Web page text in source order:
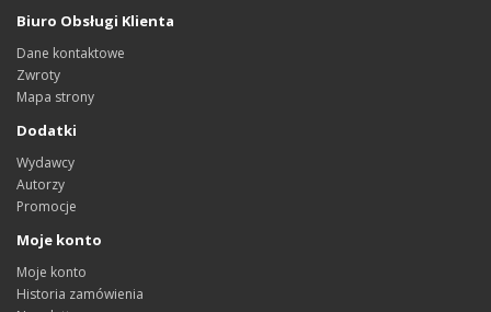
Biuro Obsługi Klienta
Dane kontaktowe
Zwroty
Mapa strony
Dodatki
Wydawcy
Autorzy
Promocje
Moje konto
Moje konto
Historia zamówienia